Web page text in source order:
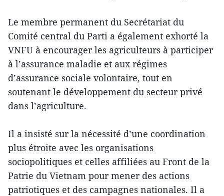
Le membre permanent du Secrétariat du
Comité central du Parti a également exhorté la
VNFU à encourager les agriculteurs à participer
à l’assurance maladie et aux régimes
d’assurance sociale volontaire, tout en
soutenant le développement du secteur privé
dans l’agriculture.
Il a insisté sur la nécessité d’une coordination
plus étroite avec les organisations
sociopolitiques et celles affiliées au Front de la
Patrie du Vietnam pour mener des actions
patriotiques et des campagnes nationales. Il a